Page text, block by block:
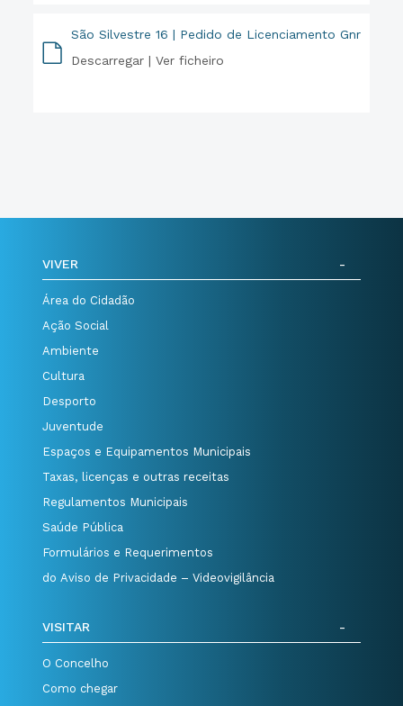
São Silvestre 16 | Pedido de Licenciamento Gnr
Descarregar |Ver ficheiro
VIVER
Área do Cidadão
Ação Social
Ambiente
Cultura
Desporto
Juventude
Espaços e Equipamentos Municipais
Taxas, licenças e outras receitas
Regulamentos Municipais
Saúde Pública
Formulários e Requerimentos
do Aviso de Privacidade – Videovigilância
VISITAR
O Concelho
Como chegar